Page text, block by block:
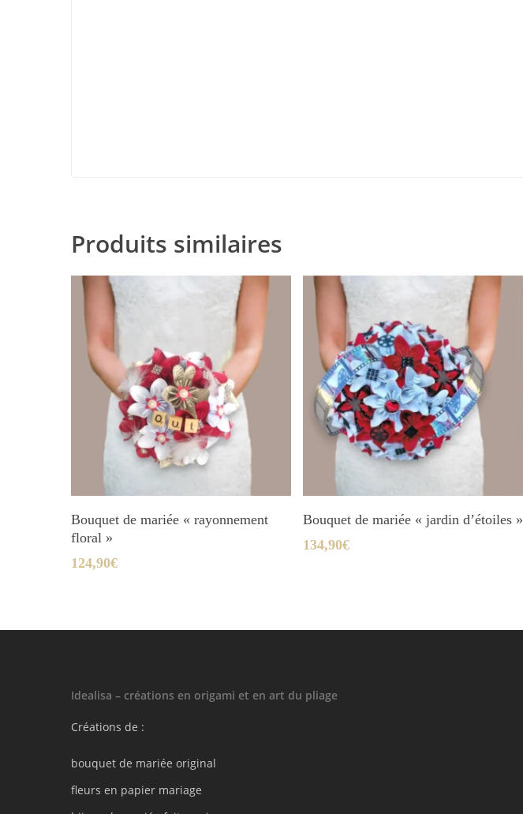
Produits similaires
Ajouter Au Panier
Bouquet de mariée « rayonnement
floral »
124,90€
Ajouter Au Panier
Bouquet de mariée « jardin d’étoiles »
134,90€
Idealisa – créations en origami et en art du pliage
Créations de :
bouquet de mariée original
fleurs en papier mariage